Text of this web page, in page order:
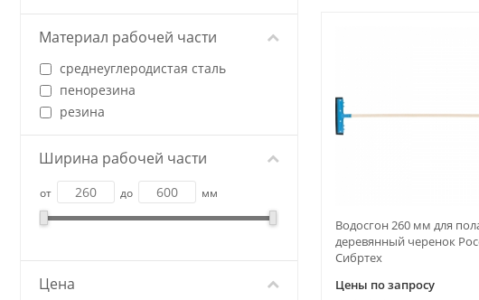
Водосгон 260 мм для
деревянный черенок
Сибртеx
Цены по запросу
Материал рабочей части
среднеуглеродистая сталь
пенорезина
резина
Ширина рабочей части
от до мм
Цена